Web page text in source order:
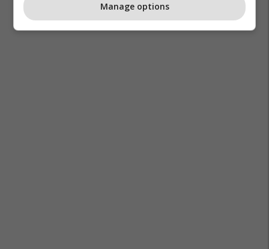
Manage options